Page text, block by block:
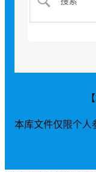
本库文件仅限个人